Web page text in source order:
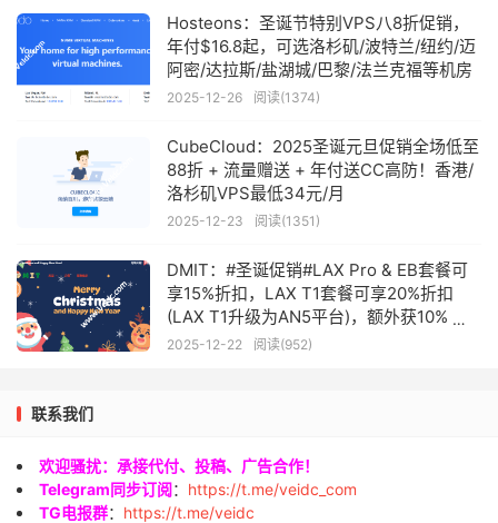
Hosteons：圣诞节特别VPS八8折促销，
年付$16.8起，可选洛杉矶/波特兰/纽约/迈
阿密/达拉斯/盐湖城/巴黎/法兰克福等机房
2025-12-26 阅读(1374)
CubeCloud：2025圣诞元旦促销全场低至
88折 + 流量赠送 + 年付送CC高防！香港/
洛杉矶VPS最低34元/月
2025-12-23 阅读(1351)
DMIT：#圣诞促销#LAX Pro & EB套餐可
享15%折扣，LAX T1套餐可享20%折扣
(LAX T1升级为AN5平台)，额外获10% 账
户信用返现
2025-12-22 阅读(952)
联系我们
欢迎骚扰：承接代付、投稿、广告合作！
Telegram同步订阅： https://t.me/veidc_com
TG电报群： https://t.me/veidc